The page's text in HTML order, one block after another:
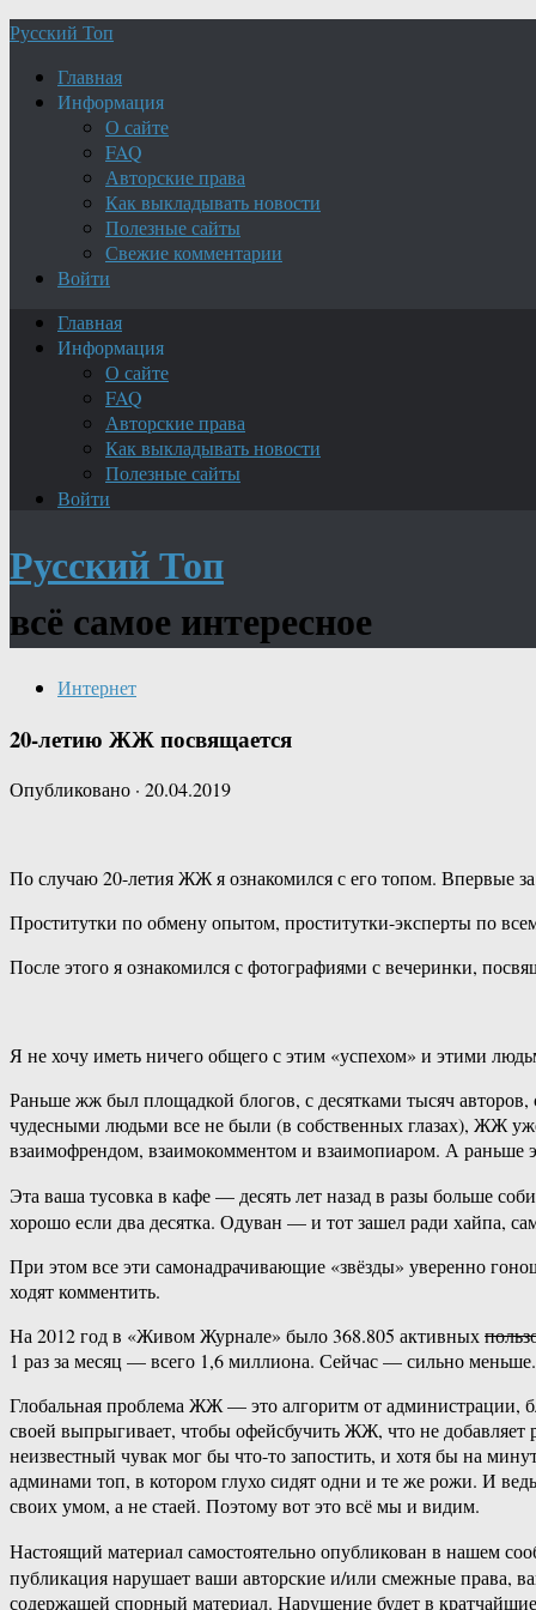
Русский Топ
Главная
Информация
О сайте
FAQ
Авторские права
Как выкладывать новости
Полезные сайты
Свежие комментарии
Войти
Главная
Информация
О сайте
FAQ
Авторские права
Как выкладывать новости
Полезные сайты
Войти
Русский Топ
всё самое интересное
Интернет
20-летию ЖЖ посвящается
Опубликовано · 20.04.2019
По случаю 20-летия ЖЖ я ознакомился с его топом. Впервые
Проститутки по обмену опытом, проститутки-эксперты по
После этого я ознакомился с фотографиями с вечеринки,
Я не хочу иметь ничего общего с этим «успехом» и этими
Раньше жж был площадкой блогов, с десятками тысяч
чудесными людьми все не были (в собственных глазах), ЖЖ
взаимофрендом, взаимокомментом и взаимопиаром. А раньше
Эта ваша тусовка в кафе — десять лет назад в разы больше
хорошо если два десятка. Одуван — и тот зашел ради хайпа,
При этом все эти самонадрачивающие «звёзды» уверенно
ходят комментить.
На 2012 год в «Живом Журнале» было 368.805 активных
1 раз за месяц — всего 1,6 миллиона. Сейчас — сильно меньше.
Глобальная проблема ЖЖ — это алгоритм от администрации,
своей выпрыгивает, чтобы офейсбучить ЖЖ, что не добавляет
неизвестный чувак мог бы что-то запостить, и хотя бы на
админами топ, в котором глухо сидят одни и те же рожи. И
своих умом, а не стаей. Поэтому вот это всё мы и видим.
Настоящий материал самостоятельно опубликован в нашем
публикация нарушает ваши авторские и/или смежные права,
содержащей спорный материал. Нарушение будет в